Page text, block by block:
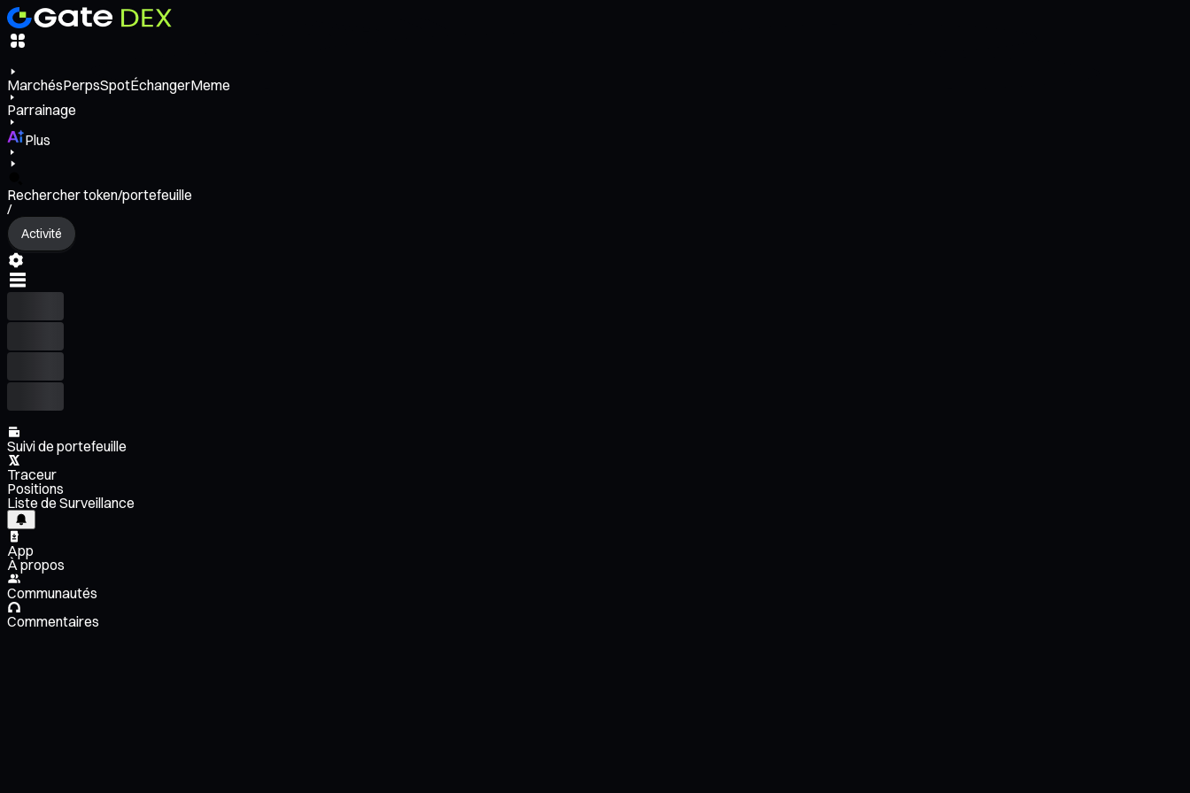
MarchésPerpsSpotÉchangerMeme
Parrainage
Plus
Rechercher token/portefeuille
/
Activité
Suivi de portefeuille
Traceur
Positions
Liste de Surveillance
App
À propos
Communautés
Commentaires